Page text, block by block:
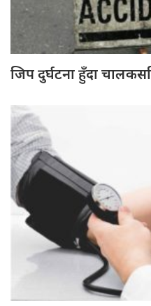
जिप दुर्घटना हुँदा